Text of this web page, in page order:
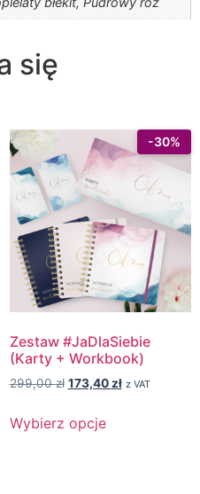
się
Zestaw #JaDlaSiebie
(Karty + Workbook)
299,00zł 173,40 zł z VAT
Wybierz opcje